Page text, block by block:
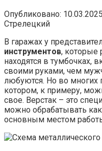
Опубликовано: 10.03.2025
Стрелецкий
В гаражах у
инструментов, которые
находятся в тумбочках,
своими руками, чем
любуются. Но во многих
котором, к примеру,
свое. Верстак – это
можно обрабатывать
основным местом